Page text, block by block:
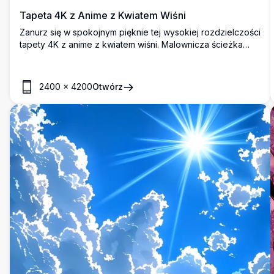
Tapeta 4K z Anime z Kwiatem Wiśni
Zanurz się w spokojnym pięknie tej wysokiej rozdzielczości
tapety 4K z anime z kwiatem wiśni. Malownicza ścieżka
oszałamiającym niebem o zachodzie słońca.
2400 × 4200Otwórz